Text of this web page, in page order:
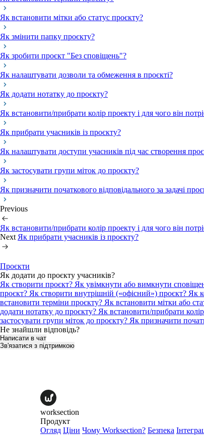
Як встановити мітки або статус проєкту?
Як змінити папку проєкту?
Як зробити проєкт "Без сповіщень"?
Як налаштувати дозволи та обмеження в проєкті?
Як додати нотатку до проєкту?
Як встановити/прибрати колір проекту і для чого він
Як прибрати учасників із проєкту?
Як налаштувати доступи учасників під час створення
Як застосувати групи міток до проєкту?
Як призначити початкового відповідального за задачі
Previous
Як встановити/прибрати колір проекту і для чого він
Next Як прибрати учасників із проєкту?
Проєкти
Як додати до проєкту учасників?
Як створити проєкт? Як увімкнути або вимкнути
проєкт? Як створити внутрішній («офісний») проєкт? Як
встановити терміни проєкту? Як встановити мітки або
додати нотатку до проєкту? Як встановити/прибрати
застосувати групи міток до проєкту? Як призначити
Не знайшли відповідь?
Написати в чат
Зв'язатися з підтримкою
worksection
Продукт
Огляд Ціни Чому Worksection? Безпека